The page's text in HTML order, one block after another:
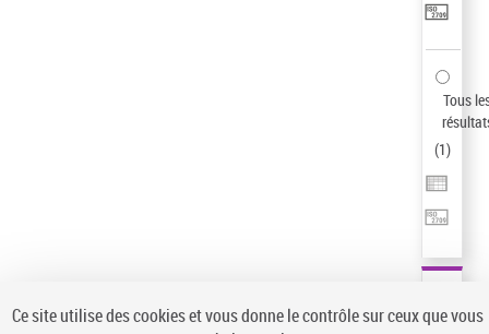
Pays
Tous
(1)
Ce site utilise des cookies et vous donne le contrôle sur ceux que vous